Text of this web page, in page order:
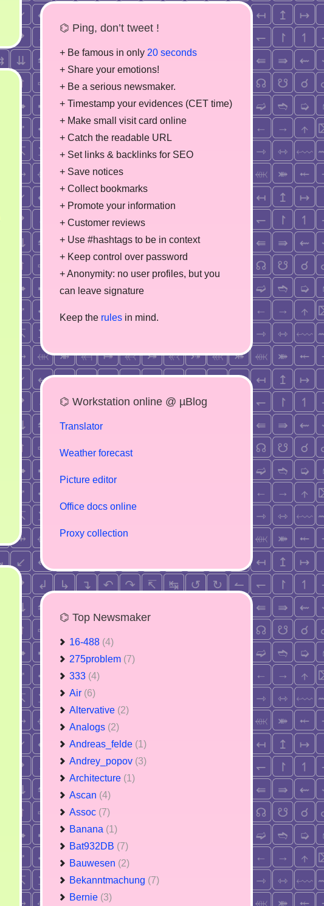
⌬ Ping, don’t tweet !
+ Be famous in only 20 seconds
+ Share your emotions!
+ Be a serious newsmaker.
+ Timestamp your evidences (CET time)
+ Make small visit card online
+ Catch the readable URL
+ Set links & backlinks for SEO
+ Save notices
+ Collect bookmarks
+ Promote your information
+ Customer reviews
+ Use #hashtags to be in context
+ Keep control over password
+ Anonymity: no user profiles, but you
can leave signature
Keep the rules in mind.
⌬ Workstation online @ µBlog
Translator
Weather forecast
Picture editor
Office docs online
Proxy collection
⌬ Top Newsmaker
16-488 (4)
275problem (7)
333 (4)
Air (6)
Altervative (2)
Analogs (2)
Andreas_felde (1)
Andrey_popov (3)
Architecture (1)
Ascan (4)
Assoc (7)
Banana (1)
Bat932DB (7)
Bauwesen (2)
Bekanntmachung (7)
Bernie (3)